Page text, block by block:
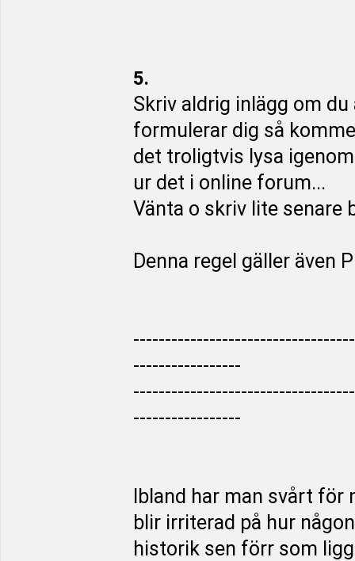
5.
Skriv aldrig inlägg om
formulerar dig så
det troligtvis lysa
ur det i online forum...
Vänta o skriv lite senare
Denna regel gäller även
-----------------
-----------------
Ibland har man svårt för
blir irriterad på hur
historik sen förr som